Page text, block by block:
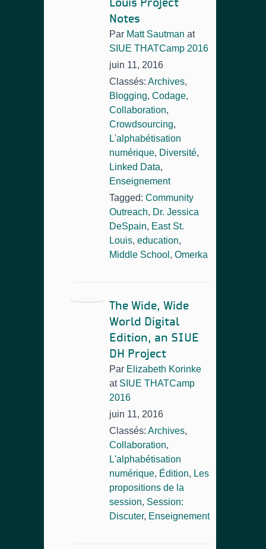
Louis Project
Notes
Par Matt Sautman at
SIUE THATCamp 2016
juin 11, 2016
Classés: Archives,
Blogging, Codage,
Collaboration,
Crowdsourcing,
L'alphabétisation
numérique, Diversité,
Linked Data,
Enseignement
Tagged: Community
Outreach, Dr. Jessica
DeSpain, East St.
Louis, education,
Middle School , Omerka
The Wide, Wide
World Digital
Edition, an SIUE
DH Project
Par Elizabeth Korinke
at SIUE THATCamp
2016
juin 11, 2016
Classés: Archives,
Collaboration,
L'alphabétisation
numérique, Édition, Les
propositions de la
session, Session:
Discuter, Enseignement